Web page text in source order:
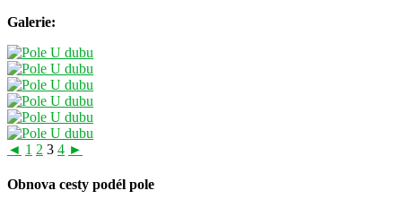
Galerie:
◄ 1 2 3 4 ►
Obnova cesty podél pole